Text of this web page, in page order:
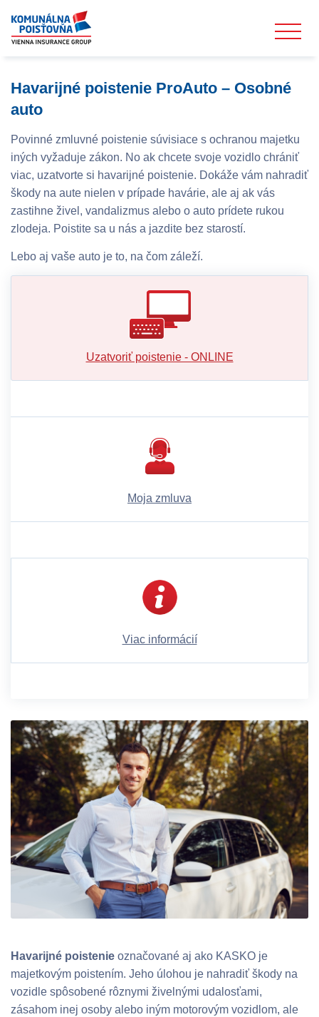
Havarijné poistenie ProAuto – Osobné
auto
Povinné zmluvné poistenie súvisiace s ochranou majetku
iných vyžaduje zákon. No ak chcete svoje vozidlo chrániť
viac, uzatvorte si havarijné poistenie. Dokáže vám nahradiť
škody na aute nielen v prípade havárie, ale aj ak vás
zastihne živel, vandalizmus alebo o auto prídete rukou
zlodeja. Poistite sa u nás a jazdite bez starostí.
Lebo aj vaše auto je to, na čom záleží.
Uzatvoriť poistenie - ONLINE
Moja zmluva
Viac informácií
Havarijné poistenie označované aj ako KASKO je
majetkovým poistením. Jeho úlohou je nahradiť škody na
vozidle spôsobené rôznymi živelnými udalosťami,
zásahom inej osoby alebo iným motorovým vozidlom, ale